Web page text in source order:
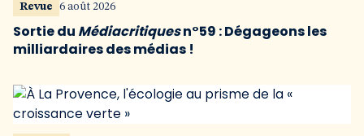
Revue 6 août 2026
Sortie du Médiacritiquesn°59 : Dégageons les
milliardaires des médias !